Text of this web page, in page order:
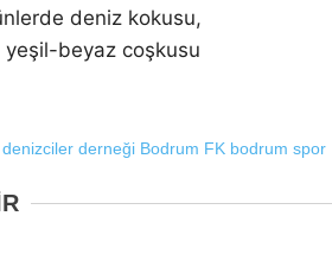
deniz kokusu,
beyaz coşkusu
derneği Bodrum FK bodrum spor